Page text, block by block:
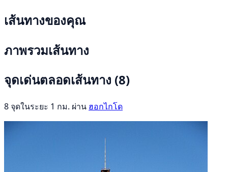
เส้นทางของคุณ
ภาพรวมเส้นทาง
จุดเด่นตลอดเส้นทาง (8)
8 จุดในระยะ 1 กม. ผ่าน ฮอกไกโด